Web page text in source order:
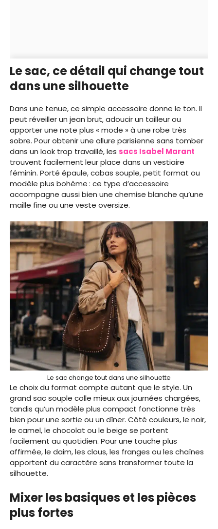
Le sac, ce détail qui change tout
dans une silhouette
Dans une tenue, ce simple accessoire donne le ton. Il
peut réveiller un jean brut, adoucir un tailleur ou
apporter une note plus « mode » à une robe très
sobre. Pour obtenir une allure parisienne sans tomber
dans un look trop travaillé, les sacs Isabel Marant
trouvent facilement leur place dans un vestiaire
féminin. Porté épaule, cabas souple, petit format ou
modèle plus bohème : ce type d’accessoire
accompagne aussi bien une chemise blanche qu’une
maille fine ou une veste oversize.
Le sac change tout dans une silhouette
Le choix du format compte autant que le style. Un
grand sac souple colle mieux aux journées chargées,
tandis qu’un modèle plus compact fonctionne très
bien pour une sortie ou un dîner. Côté couleurs, le noir,
le camel, le chocolat ou le beige se portent
facilement au quotidien. Pour une touche plus
affirmée, le daim, les clous, les franges ou les chaînes
apportent du caractère sans transformer toute la
silhouette.
Mixer les basiques et les pièces
plus fortes